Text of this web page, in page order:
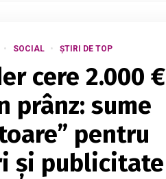
SOCIAL ȘTIRI DE TOP
cere 2.000 €
prânz: sume
pentru
și publicitate